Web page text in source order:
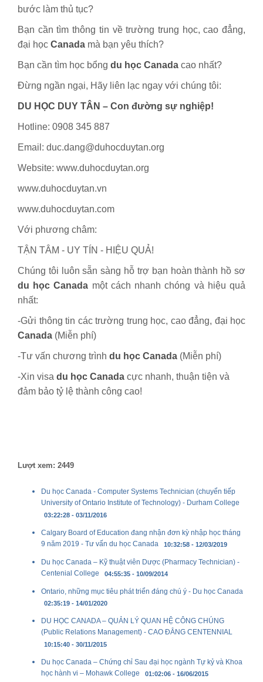
bước làm thủ tục?
Bạn cần tìm thông tin về trường trung học, cao đẳng,
đại học Canada mà bạn yêu thích?
Bạn cần tìm học bổng du học Canada cao nhất?
Đừng ngần ngại, Hãy liên lạc ngay với chúng tôi:
DU HỌC DUY TÂN – Con đường sự nghiệp!
Hotline: 0908 345 887
Email: duc.dang@duhocduytan.org
Website: www.duhocduytan.org
www.duhocduytan.vn
www.duhocduytan.com
Với phương châm:
TẬN TÂM - UY TÍN - HIỆU QUẢ!
Chúng tôi luôn sẵn sàng hỗ trợ bạn hoàn thành hồ sơ
du học Canada một cách nhanh chóng và hiệu quả
nhất:
-Gửi thông tin các trường trung học, cao đẳng, đại học
Canada (Miễn phí)
-Tư vấn chương trình du học Canada (Miễn phí)
-Xin visa du học Canada cực nhanh, thuận tiện và
đảm bảo tỷ lệ thành công cao!
Lượt xem: 2449
Du học Canada - Computer Systems Technician (chuyển tiếp
University of Ontario Institute of Technology) - Durham College
03:22:28 - 03/11/2016
Calgary Board of Education đang nhận đơn kỳ nhập học tháng
9 năm 2019 - Tư vấn du học Canada 10:32:58 - 12/03/2019
Du học Canada – Kỹ thuật viên Dược (Pharmacy Technician) -
Centenial College 04:55:35 - 10/09/2014
Ontario, những mục tiêu phát triển đáng chú ý - Du học Canada
02:35:19 - 14/01/2020
DU HỌC CANADA – QUẢN LÝ QUAN HỆ CÔNG CHÚNG
(Public Relations Management) - CAO ĐẲNG CENTENNIAL
10:15:40 - 30/11/2015
Du học Canada – Chứng chỉ Sau đại học ngành Tự kỷ và Khoa
học hành vi – Mohawk College 01:02:06 - 16/06/2015